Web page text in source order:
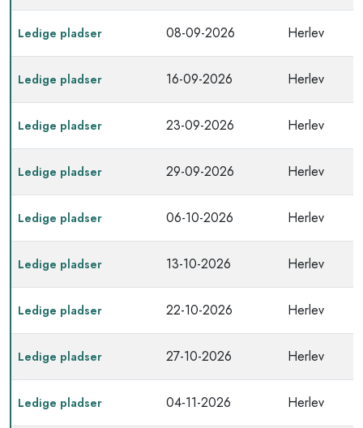
Ledige pladser 08-09-2026 Herlev
Ledige pladser 16-09-2026 Herlev
Ledige pladser 23-09-2026 Herlev
Ledige pladser 29-09-2026 Herlev
Ledige pladser 06-10-2026 Herlev
Ledige pladser 13-10-2026 Herlev
Ledige pladser 22-10-2026 Herlev
Ledige pladser 27-10-2026 Herlev
Ledige pladser 04-11-2026 Herlev